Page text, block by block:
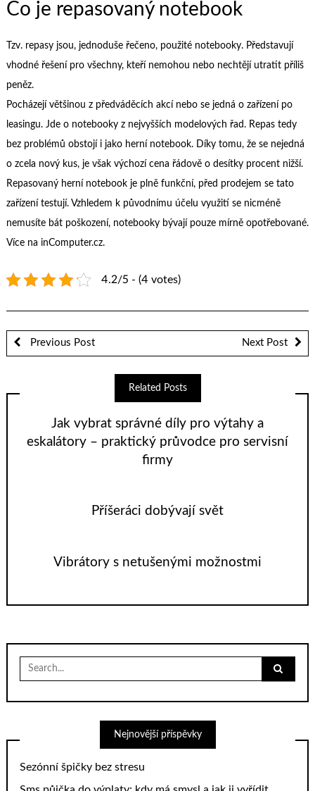
Co je repasovaný notebook
Tzv. repasy jsou, jednoduše řečeno, použité notebooky. Představují
vhodné řešení pro všechny, kteří nemohou nebo nechtějí utratit příliš
peněz.
Pocházejí většinou z předváděcích akcí nebo se jedná o zařízení po
leasingu. Jde o notebooky z nejvyšších modelových řad. Repas tedy
bez problémů obstojí i jako herní notebook. Díky tomu, že se nejedná
o zcela nový kus, je však výchozí cena řádově o desítky procent nižší.
Repasovaný herní notebook je plně funkční, před prodejem se tato
zařízení testují. Vzhledem k původnímu účelu využití se nicméně
nemusíte bát poškození, notebooky bývají pouze mírně opotřebované.
Více na inComputer.cz.
4.2/5 - (4 votes)
Previous Post Next Post
Related Posts
Jak vybrat správné díly pro výtahy a
eskalátory – praktický průvodce pro servisní
firmy
Příšeráci dobývají svět
Vibrátory s netušenými možnostmi
Search
for:
Nejnovější příspěvky
Sezónní špičky bez stresu